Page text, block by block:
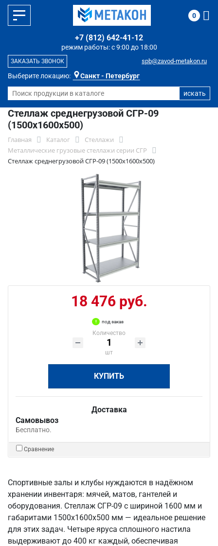
Выберите локацию: Санкт - Петербург
режим работы: с 9:00 до 18:00
+7 (812) 642-41-12
spb@zavod-metakon.ru
ЗАКАЗАТЬ ЗВОНОК
0
Стеллаж среднегрузовой СГР-09
(1500х1600х500)
Главная Каталог
Стеллажи
Металлические грузовые стеллажи серии СГР
Стеллаж среднегрузовой СГР-09 (1500х1600х500)
18 476 руб.
под заказ
Количество
шт
КУПИТЬ
Доставка
Самовывоз
Бесплатно.
Сравнение
Спортивные залы и клубы нуждаются в надёжном
хранении инвентаря: мячей, матов, гантелей и
оборудования. Стеллаж СГР-09 с шириной 1600 мм и
габаритами 1500х1600х500 мм — идеальное решение
для этих задач. Четыре яруса сплошного настила
выдерживают до 400 кг каждый, обеспечивая